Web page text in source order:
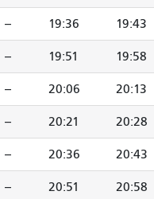
-- 19:36 19:43
-- 19:51 19:58
-- 20:06 20:13
-- 20:21 20:28
-- 20:36 20:43
-- 20:51 20:58